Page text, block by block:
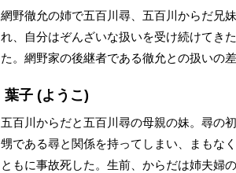
網野徹允の姉で五百川尋、五百川からだ兄
れ、自分はぞんざいな扱いを受け続けてき
た。網野家の後継者である徹允との扱いの
葉子 (ようこ)
五百川からだと五百川尋の母親の妹。尋の
甥である尋と関係を持ってしまい、まもな
ともに事故死した。生前、からだは姉夫婦